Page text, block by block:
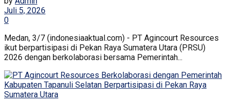
Juli 5, 2026
0
Medan, 3/7 (indonesiaaktual.com) - PT Agincourt Resources
ikut berpartisipasi di Pekan Raya Sumatera Utara (PRSU)
2026 dengan berkolaborasi bersama Pemerintah...